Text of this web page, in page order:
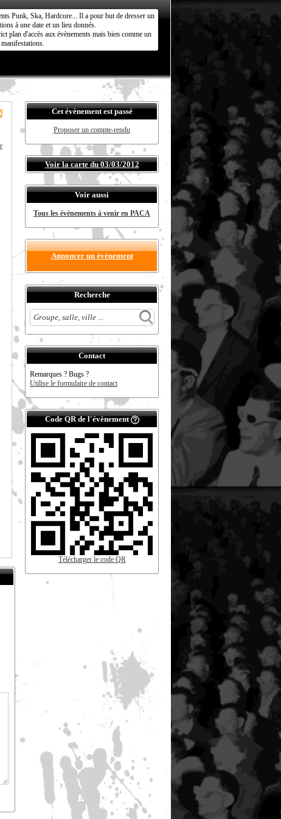
Punk, Ska, Hardcore... Il a pour but de dresser un
à une date et un lieu donnés.
plan d'accès aux évènements mais bien comme un
Cet évènement est passé
Proposer un compte-rendu
Voir la carte du 03/03/2012
Voir aussi
Tous les évènements à venir en PACA
Annoncer un évènement
Recherche
Contact
Remarques ? Bugs ?
Utilise le formulaire de contact
Code QR de l'évènement
Télécharger le code QR